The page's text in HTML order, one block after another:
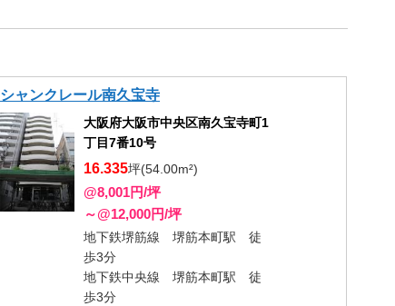
シャンクレール南久宝寺
大阪府大阪市中央区南久宝寺町1
丁目7番10号
16.335坪(54.00m²)
@8,001円/坪
～@12,000円/坪
地下鉄堺筋線 堺筋本町駅 徒
歩3分
地下鉄中央線 堺筋本町駅 徒
歩3分